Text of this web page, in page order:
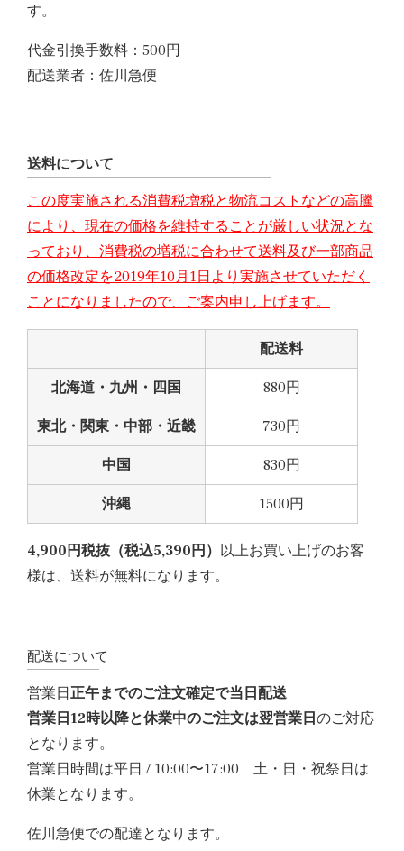
す。
代金引換手数料：500円
配送業者：佐川急便
送料について
この度実施される消費税増税と物流コストなどの高騰
により、現在の価格を維持することが厳しい状況とな
っており、消費税の増税に合わせて送料及び一部商品
の価格改定を2019年10月1日より実施させていただく
ことになりましたので、ご案内申し上げます。
配送料
北海道・九州・四国 880円
東北・関東・中部・近畿 730円
中国 830円
沖縄 1500円
4,900円税抜（税込5,390円） 以上お買い上げのお客
様は、 送料が無料になります。
配送について
営業日正午までのご注文確定で当日配送
営業日12時以降と休業中のご注文は翌営業日のご対応
となります。
営業日時間は平日 / 10:00〜17:00 土・日・祝祭日は
休業となります。
佐川急便での配達となります。